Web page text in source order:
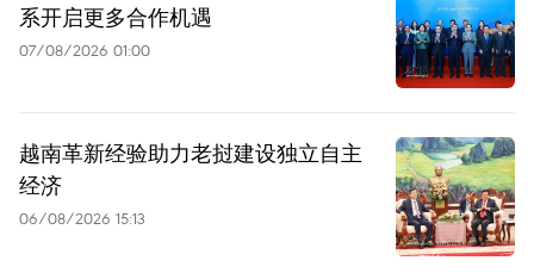
系开启更多合作机遇
07/08/2026 01:00
越南革新经验助力老挝建设独立自主
经济
06/08/2026 15:13